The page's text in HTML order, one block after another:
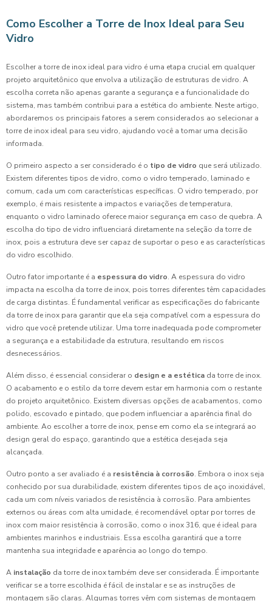
Como Escolher a Torre de Inox Ideal para Seu
Vidro
Escolher a torre de inox ideal para vidro é uma etapa crucial em qualquer
projeto arquitetônico que envolva a utilização de estruturas de vidro. A
escolha correta não apenas garante a segurança e a funcionalidade do
sistema, mas também contribui para a estética do ambiente. Neste artigo,
abordaremos os principais fatores a serem considerados ao selecionar a
torre de inox ideal para seu vidro, ajudando você a tomar uma decisão
informada.
O primeiro aspecto a ser considerado é o tipo de vidro que será utilizado.
Existem diferentes tipos de vidro, como o vidro temperado, laminado e
comum, cada um com características específicas. O vidro temperado, por
exemplo, é mais resistente a impactos e variações de temperatura,
enquanto o vidro laminado oferece maior segurança em caso de quebra. A
escolha do tipo de vidro influenciará diretamente na seleção da torre de
inox, pois a estrutura deve ser capaz de suportar o peso e as características
do vidro escolhido.
Outro fator importante é a espessura do vidro. A espessura do vidro
impacta na escolha da torre de inox, pois torres diferentes têm capacidades
de carga distintas. É fundamental verificar as especificações do fabricante
da torre de inox para garantir que ela seja compatível com a espessura do
vidro que você pretende utilizar. Uma torre inadequada pode comprometer
a segurança e a estabilidade da estrutura, resultando em riscos
desnecessários.
Além disso, é essencial considerar o design e a estética da torre de inox.
O acabamento e o estilo da torre devem estar em harmonia com o restante
do projeto arquitetônico. Existem diversas opções de acabamentos, como
polido, escovado e pintado, que podem influenciar a aparência final do
ambiente. Ao escolher a torre de inox, pense em como ela se integrará ao
design geral do espaço, garantindo que a estética desejada seja
alcançada.
Outro ponto a ser avaliado é a resistência à corrosão. Embora o inox seja
conhecido por sua durabilidade, existem diferentes tipos de aço inoxidável,
cada um com níveis variados de resistência à corrosão. Para ambientes
externos ou áreas com alta umidade, é recomendável optar por torres de
inox com maior resistência à corrosão, como o inox 316, que é ideal para
ambientes marinhos e industriais. Essa escolha garantirá que a torre
mantenha sua integridade e aparência ao longo do tempo.
A instalação da torre de inox também deve ser considerada. É importante
verificar se a torre escolhida é fácil de instalar e se as instruções de
montagem são claras. Algumas torres vêm com sistemas de montagem